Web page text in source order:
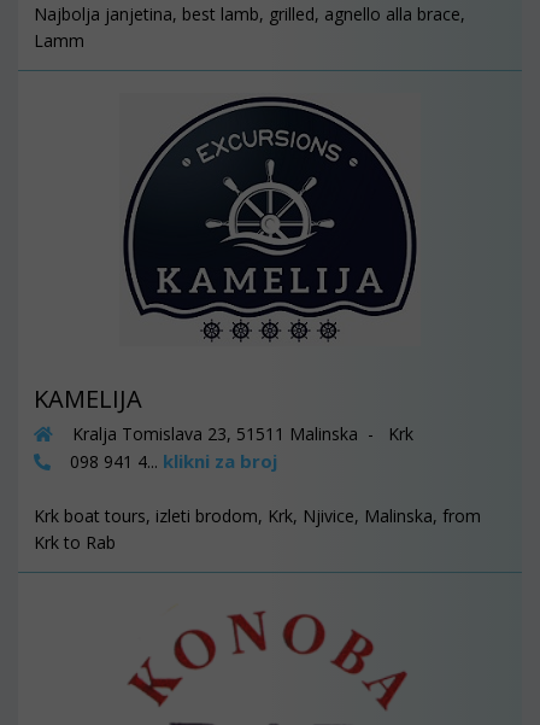
Najbolja janjetina, best lamb, grilled, agnello alla brace,
Lamm
KAMELIJA
Kralja Tomislava 23, 51511 Malinska - Krk
098 941 4... klikni za broj
Krk boat tours, izleti brodom, Krk, Njivice, Malinska, from
Krk to Rab